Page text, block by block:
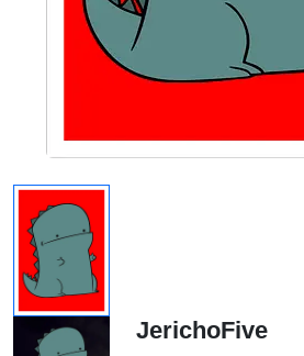
JerichoFive